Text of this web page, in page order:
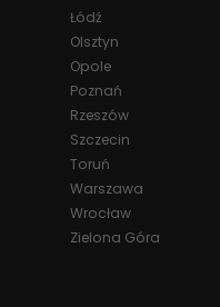
Łódź
Olsztyn
Opole
Poznań
Rzeszów
Szczecin
Toruń
Warszawa
Wrocław
Zielona Góra